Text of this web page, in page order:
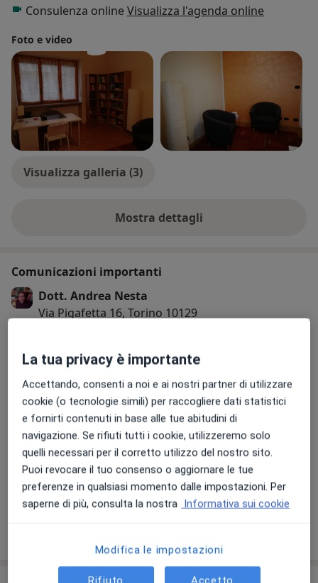
Consulenza online Visualizza l'agenda online
Foto e video
Visualizza galleria (3)
Mostra dettagli
sull'esperienza
Comunicazioni importanti
Dott. Andrea Nesta
Via Pigafetta 16, Torino 10129
su WhatsApp: +39 346 2121 787
20/10/2025
La tua privacy è importante
Accettando, consenti a noi e ai nostri partner di utilizzare
cookie (o tecnologie simili) per raccogliere dati statistici
e fornirti contenuti in base alle tue abitudini di
navigazione. Se rifiuti tutti i cookie, utilizzeremo solo
quelli necessari per il corretto utilizzo del nostro sito.
Puoi revocare il tuo consenso o aggiornare le tue
preferenze in qualsiasi momento dalle impostazioni. Per
saperne di più, consulta la nostra Informativa sui cookie
Modifica le impostazioni
Rifiuto Accetto